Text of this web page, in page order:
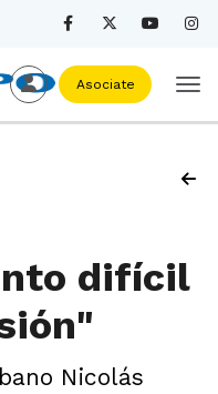
Asociate
difícil
Nicolás